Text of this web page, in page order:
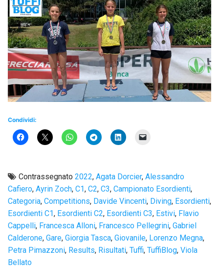
Condividi:
Contrassegnato 2022, Agata Dorcier, Alessandro
Cafiero, Ayrin Zoch, C1, C2, C3, Campionato Esordienti,
Categoria, Competitions, Davide Vincenti, Diving, Esordienti,
Esordienti C1, Esordienti C2, Esordienti C3, Estivi, Flavio
Cappelli, Francesca Alloni, Francesco Pellegrini, Gabriel
Calderone, Gare, Giorgia Tasca, Giovanile, Lorenzo Megna,
Petra Pimazzoni, Results, Risultati, Tuffi, TuffiBlog, Viola
Bellato